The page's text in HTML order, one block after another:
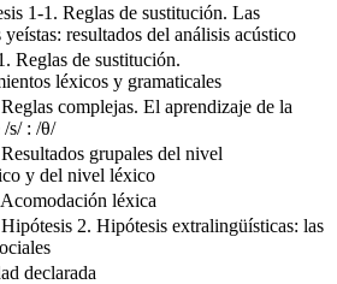
1-1. Reglas de sustitución. Las
yeístas: resultados del análisis acústico
Reglas de sustitución.
léxicos y gramaticales
complejas. El aprendizaje de la
s/ : /θ/
grupales del nivel
y del nivel léxico
léxica
2. Hipótesis extralingüísticas: las
declarada